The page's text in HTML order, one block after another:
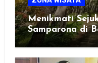
Menikmati
Samparona di
Healing Favorit!